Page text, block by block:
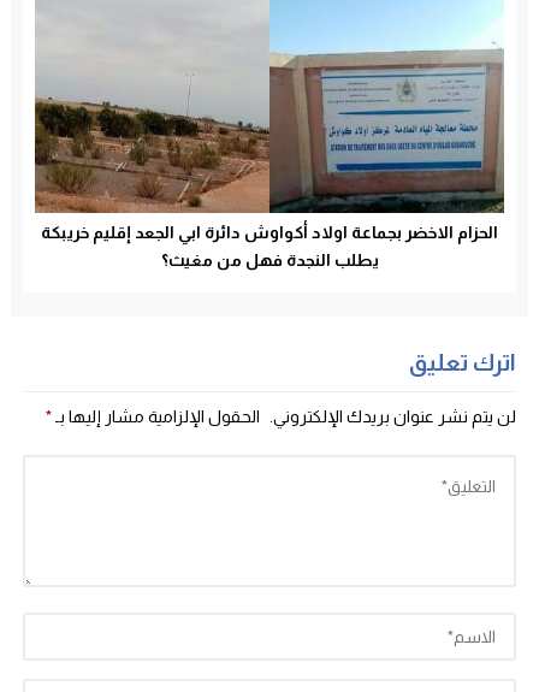
الحزام الاخضر بجماعة اولاد أكواوش دائرة ابي الجعد إقليم خريبكة
يطلب النجدة فهل من مغيث؟
اترك تعليق
لن يتم نشر عنوان بريدك الإلكتروني. الحقول الإلزامية مشار إليها بـ*